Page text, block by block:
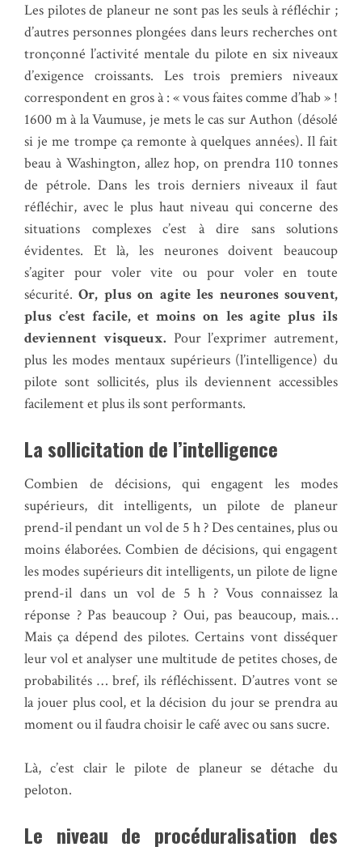
Les pilotes de planeur ne sont pas les seuls à réfléchir ;
d’autres personnes plongées dans leurs recherches ont
tronçonné l’activité mentale du pilote en six niveaux
d’exigence croissants. Les trois premiers niveaux
correspondent en gros à : « vous faites comme d’hab » !
1600 m à la Vaumuse, je mets le cas sur Authon (désolé
si je me trompe ça remonte à quelques années). Il fait
beau à Washington, allez hop, on prendra 110 tonnes
de pétrole. Dans les trois derniers niveaux il faut
réfléchir, avec le plus haut niveau qui concerne des
situations complexes c’est à dire sans solutions
évidentes. Et là, les neurones doivent beaucoup
s’agiter pour voler vite ou pour voler en toute
sécurité.Or, plus on agite les neurones souvent,
plus c’est facile, et moins on les agite plus ils
deviennent visqueux. Pour l’exprimer autrement,
plus les modes mentaux supérieurs (l’intelligence) du
pilote sont sollicités, plus ils deviennent accessibles
facilement et plus ils sont performants.
La sollicitation de l’intelligence
Combien de décisions, qui engagent les modes
supérieurs, dit intelligents, un pilote de planeur
prend-il pendant un vol de 5 h ? Des centaines, plus ou
moins élaborées. Combien de décisions, qui engagent
les modes supérieurs dit intelligents, un pilote de ligne
prend-il dans un vol de 5 h ? Vous connaissez la
réponse ? Pas beaucoup ? Oui, pas beaucoup, mais…
Mais ça dépend des pilotes. Certains vont disséquer
leur vol et analyser une multitude de petites choses, de
probabilités … bref, ils réfléchissent. D’autres vont se
la jouer plus cool, et la décision du jour se prendra au
moment ou il faudra choisir le café avec ou sans sucre.
Là, c’est clair le pilote de planeur se détache du
peloton.
Le niveau de procéduralisation des